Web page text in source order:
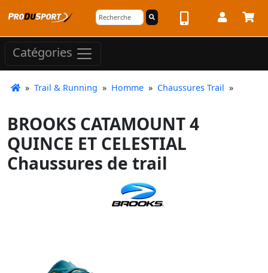
Catégories
» Trail & Running » Homme » Chaussures Trail »
BROOKS CATAMOUNT 4
QUINCE ET CELESTIAL
Chaussures de trail